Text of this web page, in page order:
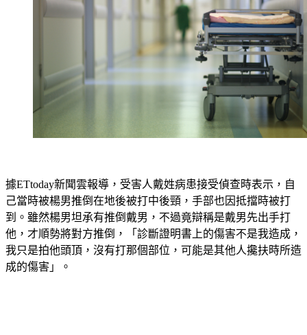
據ETtoday新聞雲報導，受害人戴姓病患接受偵查時表示，自
己當時被楊男推倒在地後被打中後頸，手部也因抵擋時被打
到。雖然楊男坦承有推倒戴男，不過竟辯稱是戴男先出手打
他，才順勢將對方推倒，「診斷證明書上的傷害不是我造成，
我只是拍他頭頂，沒有打那個部位，可能是其他人攙扶時所造
成的傷害」。